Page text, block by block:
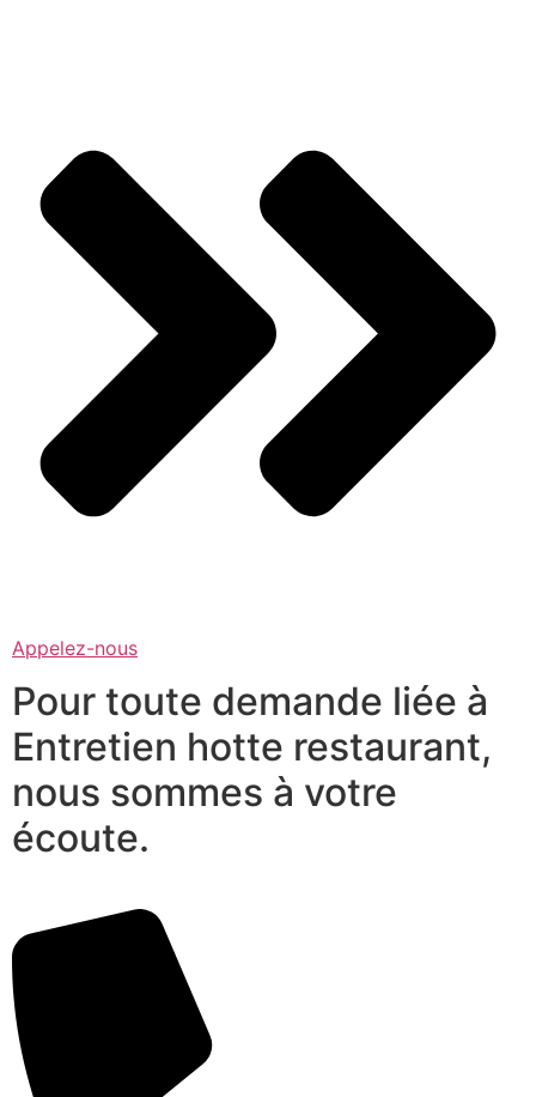
Appelez-nous
Pour toute demande liée à
Entretien hotte restaurant,
nous sommes à votre
écoute.